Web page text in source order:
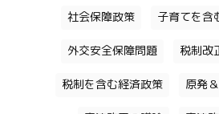
社会保障政策 子育てを含
外交安全保障問題 税制改
税制を含む経済政策 原発